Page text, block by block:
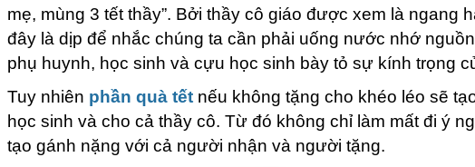
mẹ, mùng 3 tết thầy”. Bởi thầy cô giáo được xem là ngang
đây là dịp để nhắc chúng ta cần phải uống nước nhớ
phụ huynh, học sinh và cựu học sinh bày tỏ sự kính trọng
Tuy nhiên phần quà tếtnếu không tặng cho khéo léo sẽ
học sinh và cho cả thầy cô. Từ đó không chỉ làm mất đi ý
tạo gánh nặng với cả người nhận và người tặng.